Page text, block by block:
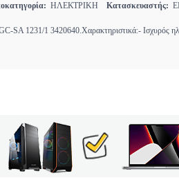
ΗΛΕΚΤΡΙΚΗ Κατασκευαστής:
SA 1231/1 3420640.Χαρακτηριστικά:- Ισχυρός